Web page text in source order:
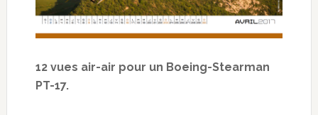
12 vues air-air pour un Boeing-Stearman
PT-17.